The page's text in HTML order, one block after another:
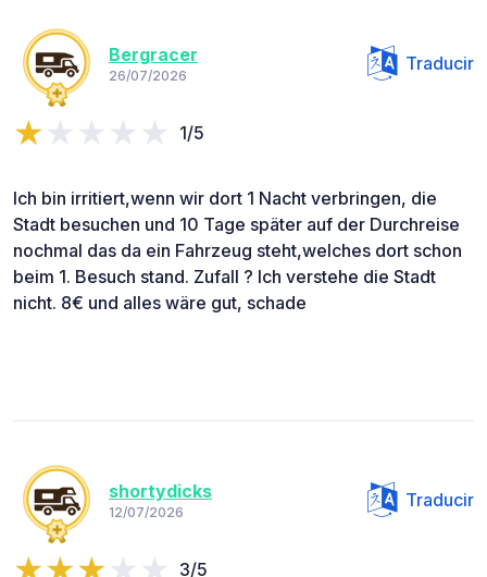
Bergracer
26/07/2026
Traducir
1/5
Ich bin irritiert,wenn wir dort 1 Nacht verbringen, die
Stadt besuchen und 10 Tage später auf der Durchreise
nochmal das da ein Fahrzeug steht,welches dort schon
beim 1. Besuch stand. Zufall ? Ich verstehe die Stadt
nicht. 8€ und alles wäre gut, schade
shortydicks
12/07/2026
Traducir
3/5